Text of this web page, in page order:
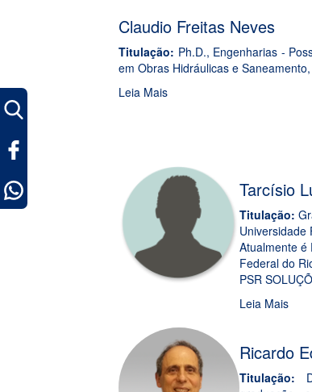
Claudio Freitas Neves
Titulação: Ph.D., Engenharias -
em Obras Hidráulicas e
Leia Mais
Tarcísio
Titulação:
Universidade
Atualmente é
Federal do
PSR
Leia Mais
Ricardo
Titulação: